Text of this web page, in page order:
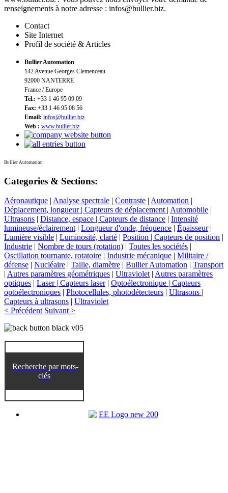
renseignements à notre adresse : infos@bullier.biz.
Contact
Site Internet
Profil de société & Articles
Bullier Automation
142 Avenue Georges Clemenceau
92000 NANTERRE
France / Europe
Tel.: +33 1 46 95 09 09
Fax: +33 1 46 95 08 56
Email: infos@bullier.biz
Web : www.bullier.biz
Bullier Automation
Categories & Sections:
Aéronautique | Analyse spectrale | Contraste | Automation |
Déplacement, longueur | Capteurs de déplacement | Automobile |
Ultrasons | Distance, espace | Capteurs de distance | Intensité
lumineuse/éclairement | Longueur d'onde, fréquence | Épaisseur|
Lumière visible | Luminosité, clarté | Position | Capteurs de position |
Industrie | Nombre de tours (rotation) | Toutes les sociétés |
Oscillation tournante, rotatoire | Industrie mécanique | Militaire /
défense | Nucléaire | Taille, diamètre | Bullier Automation | Transport
| Autres paramètres géométriques | Ultraviolet | Autres paramètres
optiques | Laser | Capteurs laser| Optoélectronique | Capteurs
optoélectroniques | Photocellules, photodétecteurs | Ultrasons |
Capteurs à ultrasons | Ultraviolet
< Précédent Suivant >
Recherche par mots-
clés